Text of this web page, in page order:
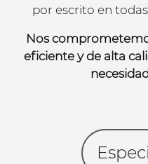
por escrito en
Nos
eficiente y de alta